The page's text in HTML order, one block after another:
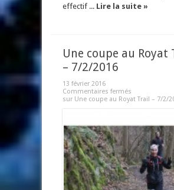
effectif ... Lire la suite »
Une coupe au Royat
– 7/2/2016
13 février 2016
Commentaires fermés
sur Une coupe au Royat Trail – 7/2/